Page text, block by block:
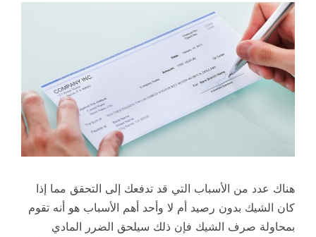
هناك عدد من الأسباب التي قد تدفعك إلى التحقق مما إذا
كان الشيك بدون رصيد أم لا وأحد أهم الأسباب هو أنه تقوم
بمحاولة صرف الشيك فإن ذلك سيلحق الضرر المادي